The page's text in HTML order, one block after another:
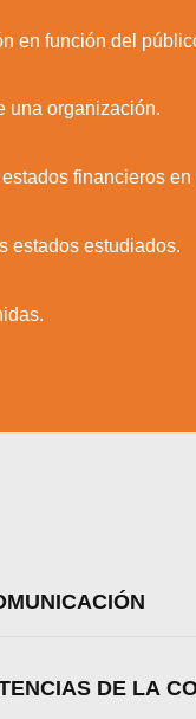
en función del
una organización.
financieros
estados estudiados.
DE LA